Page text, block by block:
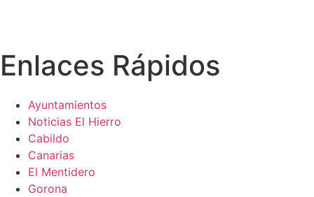
Enlaces Rápidos
Ayuntamientos
Noticias El Hierro
Cabildo
Canarias
El Mentidero
Gorona